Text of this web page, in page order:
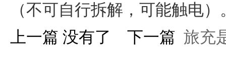
（不可自行拆解，可能触电）
上一篇 没有了 下一篇 旅充